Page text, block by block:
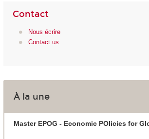
Contact
Nous écrire
Contact us
À la une
Master EPOG - Economic POlicies for